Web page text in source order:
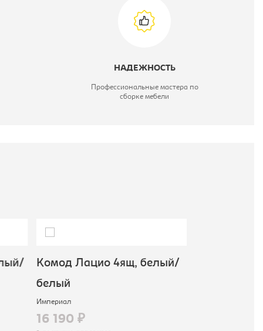
НАДЕЖНОСТЬ
Профессиональные мастера по
сборке мебели
Комод Лацио 4ящ, белый/
белый
Империал
16 190 ₽